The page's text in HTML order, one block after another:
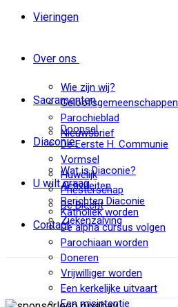
Vieringen
Over ons
Wie zijn wij?
Geloofsgemeenschappen
Parochieblad
Nieuwsbrief
Sacramenten
Doopsel
De Eerste H. Communie
Vormsel
Huwelijk
Priesterschap
De Biecht
Ziekenzalving
Diaconie
Wat is Diaconie?
Activiteiten
Berichten Diaconie
U wilt graag
Katholiek worden
De alpha cursus volgen
Parochiaan worden
Doneren
Vrijwilliger worden
Een kerkelijke uitvaart
Een misintentie
Contact